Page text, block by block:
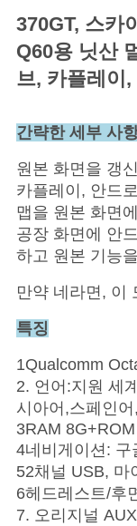
요
뉴
스
경
우
사
이
트
맵
PRIVACY
POLICY
370GT, 스카
Q60용 닛산
브, 카플레이
간략한 세부 사
원본 화면을 갱
카플레이, 안드
맵을 원본 화면
공장 화면에 안
하고 원본 기능
만약 네라면, 이
특징
1Qualcomm
2. 언어:지원 세
시아어,스페인
3RAM
4네비게이션: 구
52채널 USB, 마
6헤드레스트/후
7. 오리지널